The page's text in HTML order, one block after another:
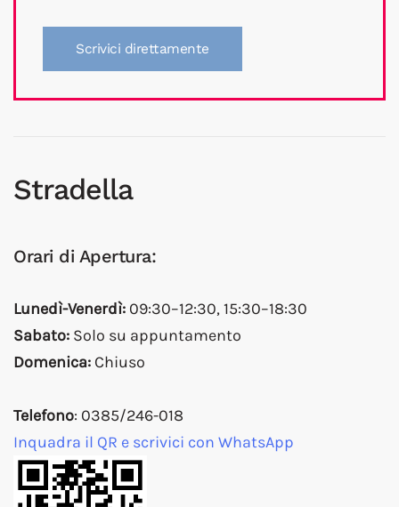
Scrivici direttamente
Stradella
Orari di Apertura:
Lunedì-Venerdì: 09:30–12:30, 15:30–18:30
Sabato: Solo su appuntamento
Domenica: Chiuso
Telefono: 0385/246-018
Inquadra il QR e scrivici con WhatsApp